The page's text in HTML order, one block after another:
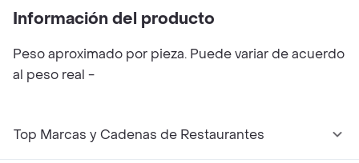
Información del producto
Peso aproximado por pieza. Puede variar de acuerdo
al peso real -
Top Marcas y Cadenas de Restaurantes